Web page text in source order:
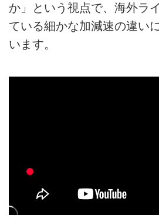
か」という視点で、海外ラ
ている細かな加減速の違い
います。